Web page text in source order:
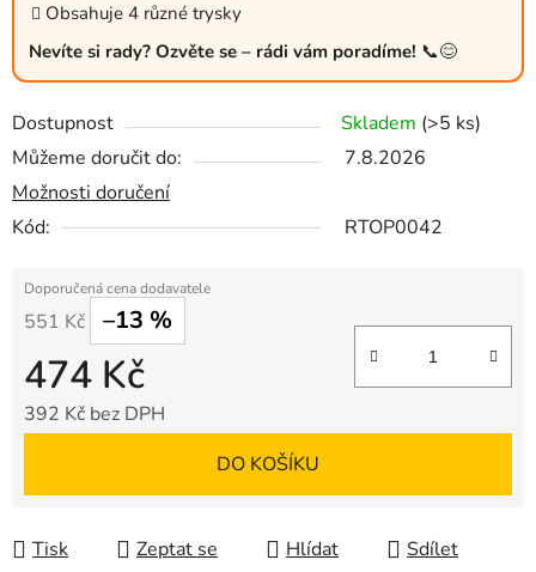
Obsahuje 4 různé trysky
Nevíte si rady? Ozvěte se – rádi vám poradíme! 📞😊
Dostupnost Skladem (>5 ks)
Můžeme doručit do:
7.8.2026
Možnosti doručení
Kód:
RTOP0042
551 Kč –13 %
474 Kč
392 Kč bez DPH
DO KOŠÍKU
Tisk Zeptat se Hlídat Sdílet